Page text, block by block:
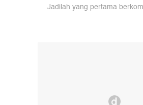
Jadilah yang pertama